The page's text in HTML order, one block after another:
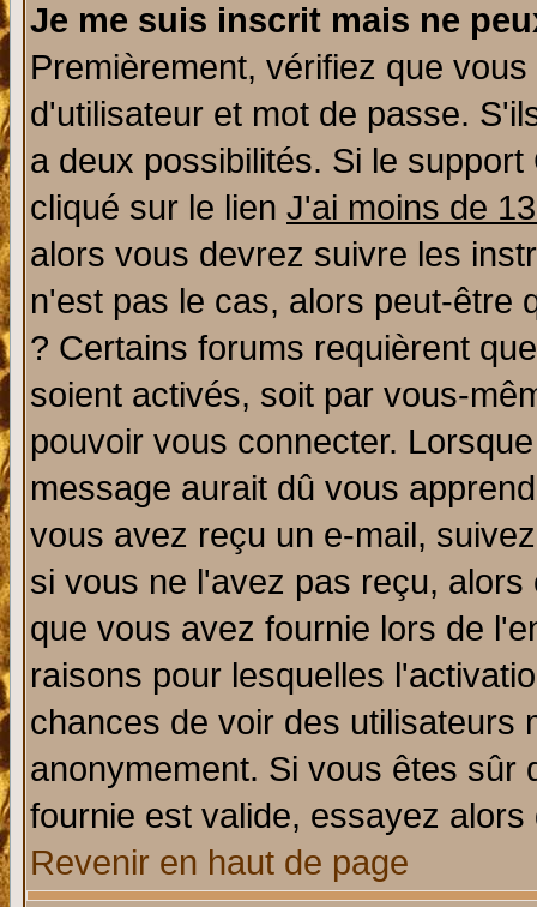
Je me suis inscrit mais ne
Premièrement, vérifiez que
d'utilisateur et mot de passe.
a deux possibilités. Si le
cliqué sur le lien J'ai moins de
alors vous devrez suivre les
n'est pas le cas, alors peut-être
? Certains forums requièrent
soient activés, soit par vous-
pouvoir vous connecter.
message aurait dû vous
vous avez reçu un e-mail,
si vous ne l'avez pas reçu,
que vous avez fournie lors de
raisons pour lesquelles
chances de voir des utilisateurs
anonymement. Si vous êtes sûr
fournie est valide, essayez
Revenir en haut de page